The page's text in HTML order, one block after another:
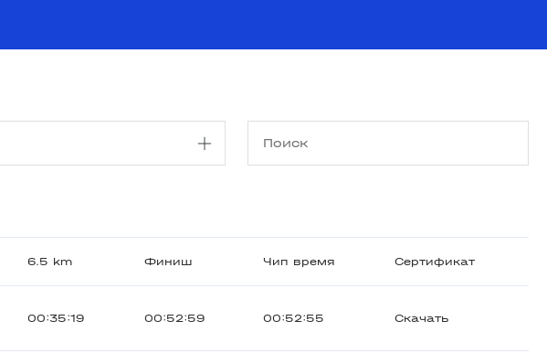
6.5 km Финиш Чип время Сертификат
00:35:19 00:52:59 00:52:55 Скачать